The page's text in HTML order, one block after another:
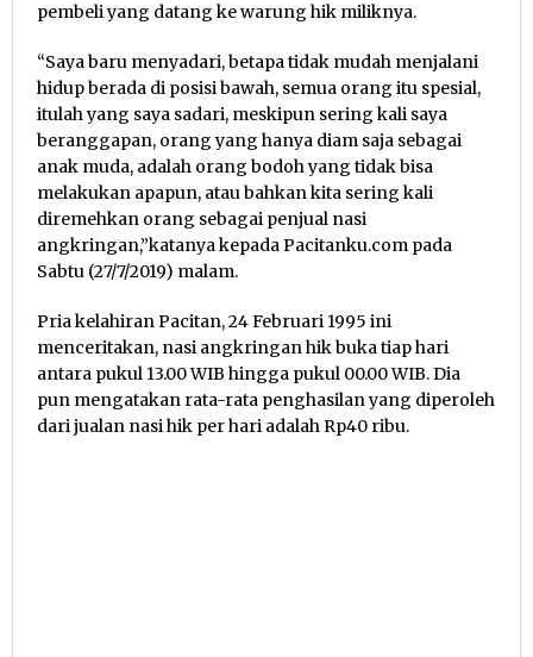
pembeli yang datang ke warung hik miliknya.
“Saya baru menyadari, betapa tidak mudah menjalani
hidup berada di posisi bawah, semua orang itu spesial,
itulah yang saya sadari, meskipun sering kali saya
beranggapan, orang yang hanya diam saja sebagai
anak muda, adalah orang bodoh yang tidak bisa
melakukan apapun, atau bahkan kita sering kali
diremehkan orang sebagai penjual nasi
angkringan,”katanya kepada Pacitanku.com pada
Sabtu (27/7/2019) malam.
Pria kelahiran Pacitan, 24 Februari 1995 ini
menceritakan, nasi angkringan hik buka tiap hari
antara pukul 13.00 WIB hingga pukul 00.00 WIB. Dia
pun mengatakan rata-rata penghasilan yang diperoleh
dari jualan nasi hik per hari adalah Rp40 ribu.